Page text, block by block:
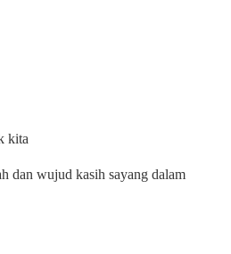
kita
dan wujud kasih sayang dalam